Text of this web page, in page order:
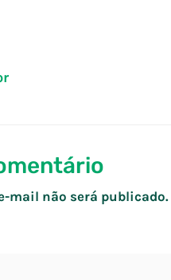
mail não será publicado.